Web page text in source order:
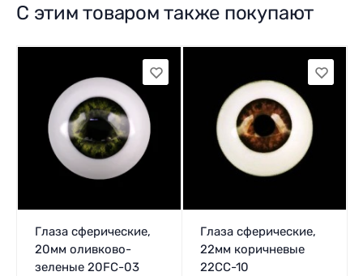
С этим товаром также покупают
Глаза сферические,
20мм оливково-
зеленые 20FC-03
Глаза сферические,
22мм коричневые
22CC-10